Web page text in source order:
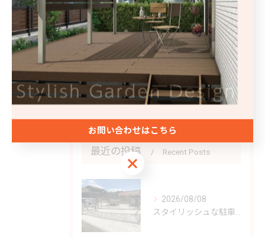
外構工事
エクステリア
駐車場
フェンス
庭
最近の投稿 Recent Posts
2026/08/08
お問い合わせはこちら
お問い合わせはこちら